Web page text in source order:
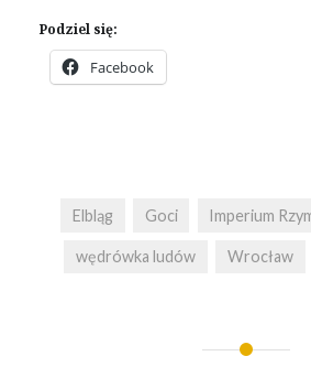
Podziel się:
Facebook
Elbląg Goci Imperium
wędrówka ludów Wrocław